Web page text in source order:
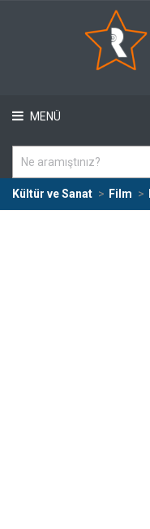
MENÜ
Kültür ve Sanat Film